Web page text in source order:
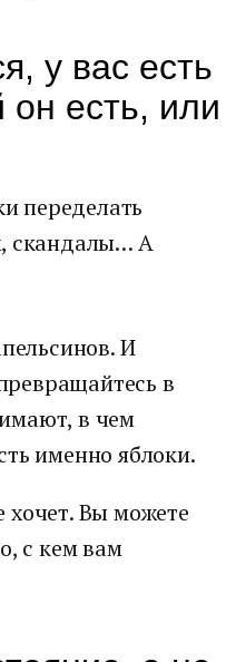
у вас есть
он есть, или
переделать
скандалы… А
И
в
в чем
именно яблоки.
хочет. Вы можете
с кем вам